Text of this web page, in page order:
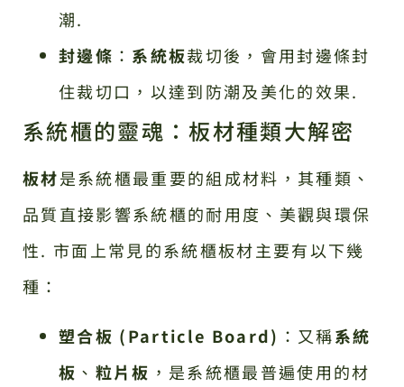
潮.
封邊條 ： 系統板裁切後，會用封邊條封
住裁切口，以達到防潮及美化的效果.
系統櫃的靈魂：板材種類大解密
板材是系統櫃最重要的組成材料，其種類、
品質直接影響系統櫃的耐用度、美觀與環保
性. 市面上常見的系統櫃板材主要有以下幾
種：
塑合板 (Particle Board) ：又稱系統
板 、 粒片板 ，是系統櫃最普遍使用的材